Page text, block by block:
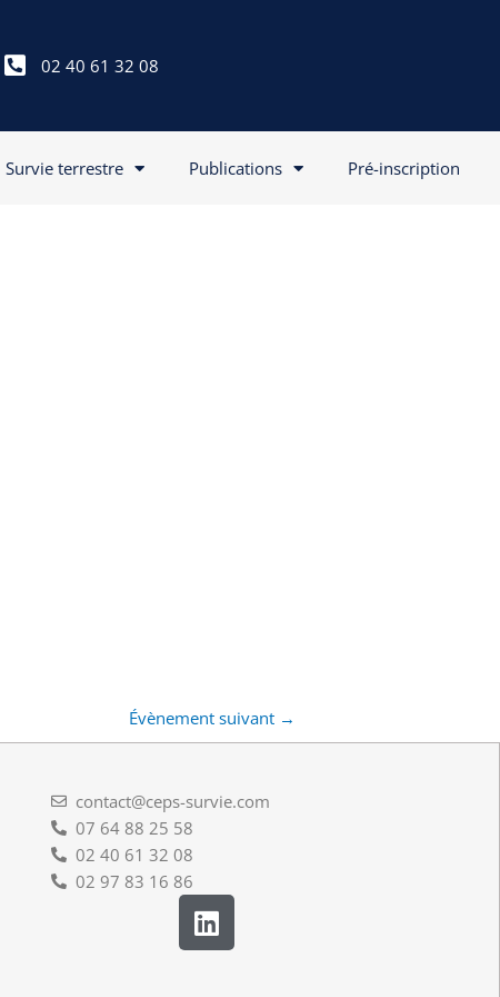
02 40 61 32 08
Survie terrestre Publications Pré-inscription
Évènement suivant →
contact@ceps-survie.com
07 64 88 25 58
02 40 61 32 08
02 97 83 16 86
L
i
n